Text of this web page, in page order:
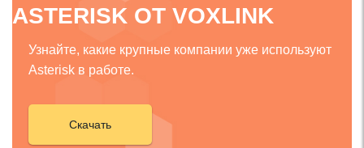
ASTERISK ОТ VOXLINK
Узнайте, какие крупные компании уже используют
Asterisk в работе.
Скачать